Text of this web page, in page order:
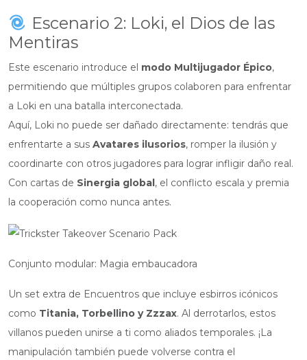
Escenario 2: Loki, el Dios de las
Mentiras
Este escenario introduce el modo Multijugador Épico,
permitiendo que múltiples grupos colaboren para enfrentar
a Loki en una batalla interconectada.
Aquí, Loki no puede ser dañado directamente: tendrás que
enfrentarte a sus Avatares ilusorios, romper la ilusión y
coordinarte con otros jugadores para lograr infligir daño real.
Con cartas de Sinergia global , el conflicto escala y premia
la cooperación como nunca antes.
Conjunto modular: Magia embaucadora
Un set extra de Encuentros que incluye esbirros icónicos
como Titania, Torbellino y Zzzax. Al derrotarlos, estos
villanos pueden unirse a ti como aliados temporales. ¡La
manipulación también puede volverse contra el